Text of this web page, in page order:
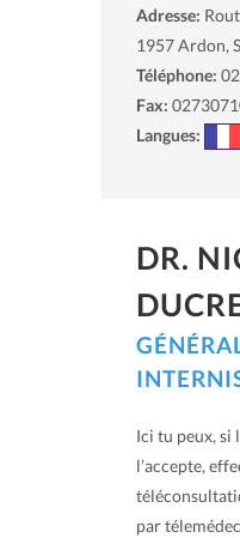
Adresse:
1957Ardon,
Téléphone:
Fax:
Langues:
DR.
Ici tu peux, si
l’accepte,
par